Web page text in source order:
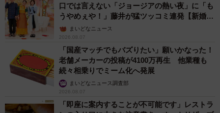
口では言えない「ジョージアの熱い夜」に「も
うやめぇや！」藤井が猛ツッコミ連発【新婚さ
ん】まいどなニュース
2026.08.07
「国産マッチでもバズりたい」願いかなった！
老舗メーカーの投稿が4100万再生 他業種も
続々相乗りでミーム化へ発展
まいどなニュース調査部
2026.08.07
「即座に案内することが不可能です」レストラ